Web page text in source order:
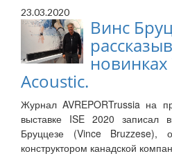
23.03.2020
Винс
новинках
Acoustic.
Журнал AVREPORTrussia на
выставке ISE 2020 записал
Бруццезе (Vince Bruzzese),
конструктором канадской